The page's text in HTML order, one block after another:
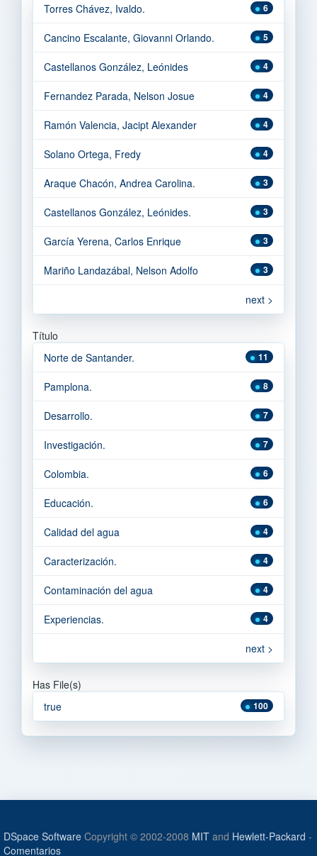
6
Torres Chávez, Ivaldo.
5
Cancino Escalante, Giovanni Orlando.
4
Castellanos González, Leónides
4
Fernandez Parada, Nelson Josue
4
Ramón Valencia, Jacipt Alexander
4
Solano Ortega, Fredy
3
Araque Chacón, Andrea Carolina.
3
Castellanos González, Leónides.
3
García Yerena, Carlos Enrique
3
Mariño Landazábal, Nelson Adolfo
next >
Título
11
Norte de Santander.
8
Pamplona.
7
Desarrollo.
7
Investigación.
6
Colombia.
6
Educación.
4
Calidad del agua
4
Caracterización.
4
Contaminación del agua
4
Experiencias.
next >
Has File(s)
100
true
DSpace Software Copyright © 2002-2008 MIT and Hewlett-Packard -
Comentarios